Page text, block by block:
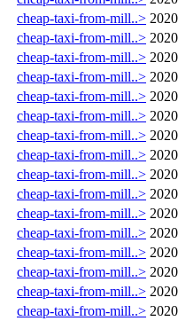
cheap-taxi-from-mill..>
cheap-taxi-from-mill..>
cheap-taxi-from-mill..>
cheap-taxi-from-mill..>
cheap-taxi-from-mill..>
cheap-taxi-from-mill..>
cheap-taxi-from-mill..>
cheap-taxi-from-mill..>
cheap-taxi-from-mill..>
cheap-taxi-from-mill..>
cheap-taxi-from-mill..>
cheap-taxi-from-mill..>
cheap-taxi-from-mill..>
cheap-taxi-from-mill..>
cheap-taxi-from-mill..>
cheap-taxi-from-mill..>